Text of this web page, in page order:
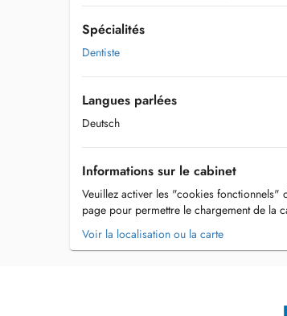
Spécialités
Dentiste
Langues parlées
Deutsch
Informations sur le cabinet
Veuillez activer les "cookies fonctionnels"
page pour permettre le chargement de la
Voir la localisation ou la carte